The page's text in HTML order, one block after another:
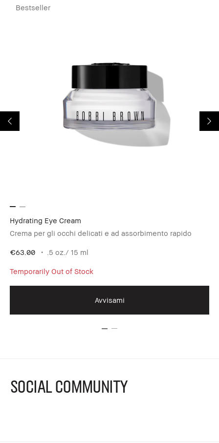
Bestseller
Hydrating Eye Cream
Crema per gli occhi delicati e ad assorbimento rapido
€63.00 .5 oz./ 15 ml
Temporarily Out of Stock
Avvisami
SOCIAL COMMUNITY